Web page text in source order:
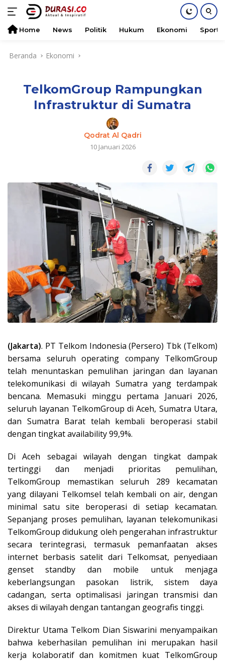
Home News Politik Hukum Ekonomi Sports
Beranda Ekonomi
TelkomGroup Rampungkan
Infrastruktur di Sumatra
Qodrat Al Qadri
10 Januari 2026
(Jakarta). PT Telkom Indonesia (Persero) Tbk (Telkom)
bersama seluruh operating company TelkomGroup
telah menuntaskan pemulihan jaringan dan layanan
telekomunikasi di wilayah Sumatra yang terdampak
bencana. Memasuki minggu pertama Januari 2026,
seluruh layanan TelkomGroup di Aceh, Sumatra Utara,
dan Sumatra Barat telah kembali beroperasi stabil
dengan tingkat availability 99,9%.
Di Aceh sebagai wilayah dengan tingkat dampak
tertinggi dan menjadi prioritas pemulihan,
TelkomGroup memastikan seluruh 289 kecamatan
yang dilayani Telkomsel telah kembali on air, dengan
minimal satu site beroperasi di setiap kecamatan.
Sepanjang proses pemulihan, layanan telekomunikasi
TelkomGroup didukung oleh pengerahan infrastruktur
secara terintegrasi, termasuk pemanfaatan akses
internet berbasis satelit dari Telkomsat, penyediaan
genset standby dan mobile untuk menjaga
keberlangsungan pasokan listrik, sistem daya
cadangan, serta optimalisasi jaringan transmisi dan
akses di wilayah dengan tantangan geografis tinggi.
Direktur Utama Telkom Dian Siswarini menyampaikan
bahwa keberhasilan pemulihan ini merupakan hasil
kerja kolaboratif dan komitmen kuat TelkomGroup